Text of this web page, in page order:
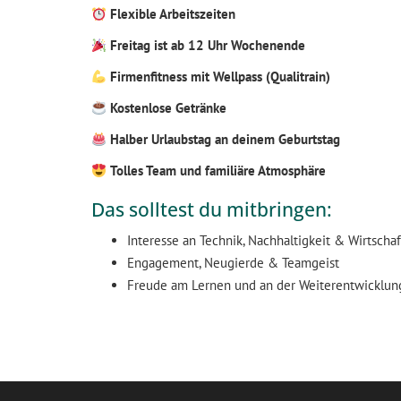
Flexible Arbeitszeiten
Freitag ist ab 12 Uhr Wochenende
Firmenfitness mit Wellpass (Qualitrain)
Kostenlose Getränke
Halber Urlaubstag an deinem Geburtstag
Tolles Team und familiäre Atmosphäre
Das solltest du mitbringen:
Interesse an Technik, Nachhaltigkeit &
Engagement, Neugierde & Teamgeist
Freude am Lernen und an der